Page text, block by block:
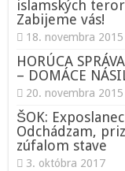
islamských
Zabijeme vás!
18. novembra 2015
HORÚCA
– DOMÁCE
20. novembra 2015
ŠOK:
Odchádzam,
zúfalom stave
3. októbra 2017